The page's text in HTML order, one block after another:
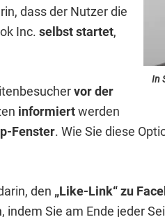
In
dass der Nutzer die
Inc. selbst startet,
vor der
informiertwerden
Fenster. Wie Sie diese
den „Like-Link“ zu
indem Sie am Ende jeder